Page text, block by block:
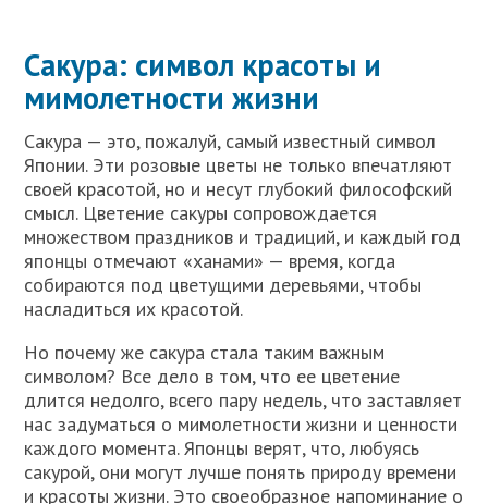
Сакура: символ красоты и
мимолетности жизни
Сакура — это, пожалуй, самый известный символ
Японии. Эти розовые цветы не только впечатляют
своей красотой, но и несут глубокий философский
смысл. Цветение сакуры сопровождается
множеством праздников и традиций, и каждый год
японцы отмечают «ханами» — время, когда
собираются под цветущими деревьями, чтобы
насладиться их красотой.
Но почему же сакура стала таким важным
символом? Все дело в том, что ее цветение
длится недолго, всего пару недель, что заставляет
нас задуматься о мимолетности жизни и ценности
каждого момента. Японцы верят, что, любуясь
сакурой, они могут лучше понять природу времени
и красоты жизни. Это своеобразное напоминание о